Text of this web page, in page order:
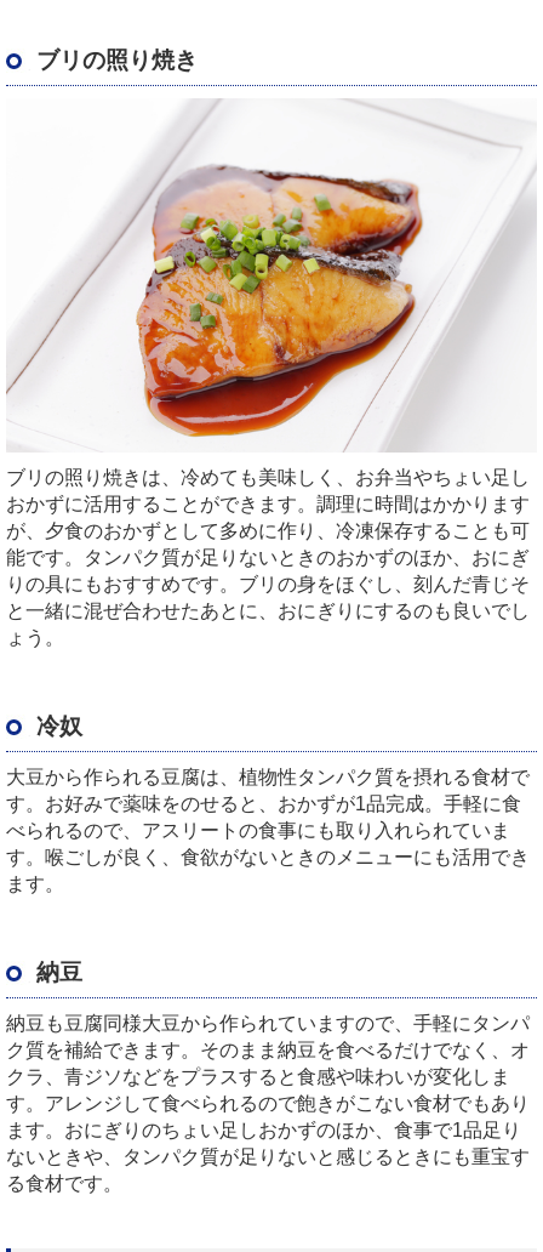
ブリの照り焼き
ブリの照り焼きは、冷めても美味しく、お弁当やちょい足し
おかずに活用することができます。調理に時間はかかります
が、夕食のおかずとして多めに作り、冷凍保存することも可
能です。タンパク質が足りないときのおかずのほか、おにぎ
りの具にもおすすめです。ブリの身をほぐし、刻んだ青じそ
と一緒に混ぜ合わせたあとに、おにぎりにするのも良いでし
ょう。
冷奴
大豆から作られる豆腐は、植物性タンパク質を摂れる食材で
す。お好みで薬味をのせると、おかずが1品完成。手軽に食
べられるので、アスリートの食事にも取り入れられていま
す。喉ごしが良く、食欲がないときのメニューにも活用でき
ます。
納豆
納豆も豆腐同様大豆から作られていますので、手軽にタンパ
ク質を補給できます。そのまま納豆を食べるだけでなく、オ
クラ、青ジソなどをプラスすると食感や味わいが変化しま
す。アレンジして食べられるので飽きがこない食材でもあり
ます。おにぎりのちょい足しおかずのほか、食事で1品足り
ないときや、タンパク質が足りないと感じるときにも重宝す
る食材です。